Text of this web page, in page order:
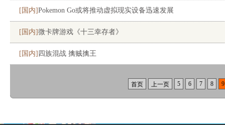
[国内]Pokemon Go或将推动虚拟现实设备迅速发展
[国内]微卡牌游戏《十三幸存者》
[国内] 四族混战 擒贼擒王
首页 上一页 5 6 7 8 9